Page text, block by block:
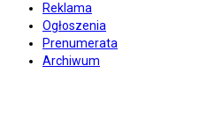
Reklama
Ogłoszenia
Prenumerata
Archiwum